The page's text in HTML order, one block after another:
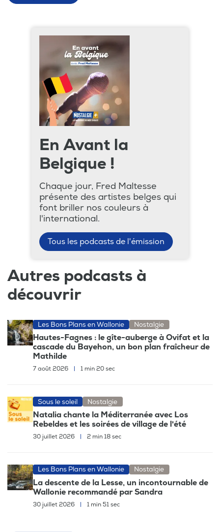
En Avant la
Belgique !
Chaque jour, Fred Maltesse
présente des artistes belges qui
font briller nos couleurs à
l'international.
Tous les podcasts de l'émission
Autres podcasts à
découvrir
Les Bons Plans en Wallonie Nostalgie
Hautes-Fagnes : le gîte-auberge à Ovifat et la
cascade du Bayehon, un bon plan fraîcheur de
Mathilde
7 août 2026 1 min 20 sec
Sous le soleil Nostalgie
Natalia chante la Méditerranée avec Los
Rebeldes et les soirées de village de l'été
30 juillet 2026 2 min 18 sec
Les Bons Plans en Wallonie Nostalgie
La descente de la Lesse, un incontournable de
Wallonie recommandé par Sandra
30 juillet 2026 1 min 51 sec